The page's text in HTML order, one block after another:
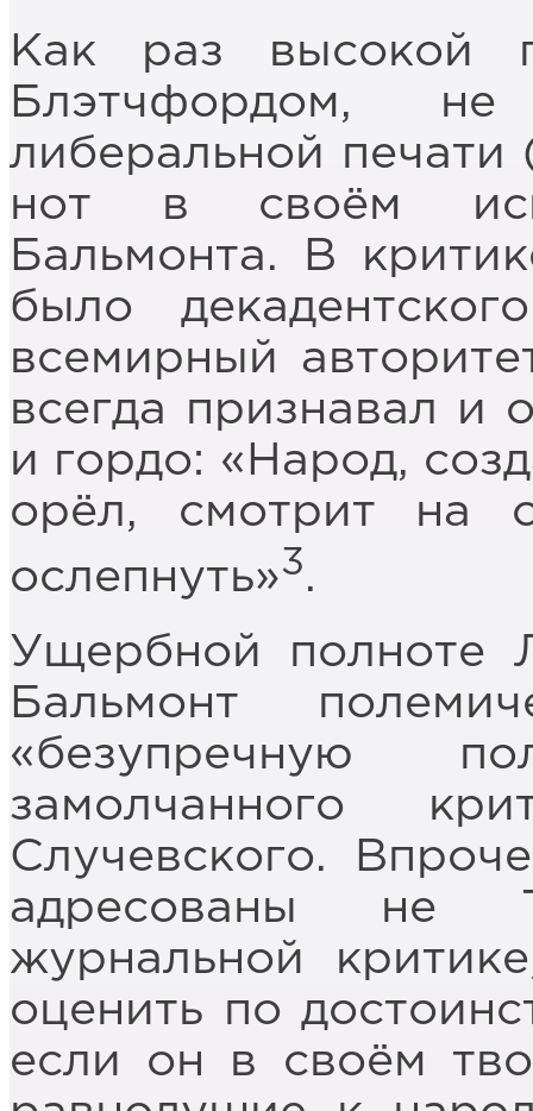
Как раз высокой
Блэтчфордом,
либеральной печати
нот в своём
Бальмонта. В
было
всемирный
всегда признавал и
и гордо: «Народ,
орёл, смотрит на
ослепнуть»3.
Ущербной полноте
Бальмонт
«безупречную
замолчанного
Случевского.
адресованы не
журнальной
оценить по
если он в своём